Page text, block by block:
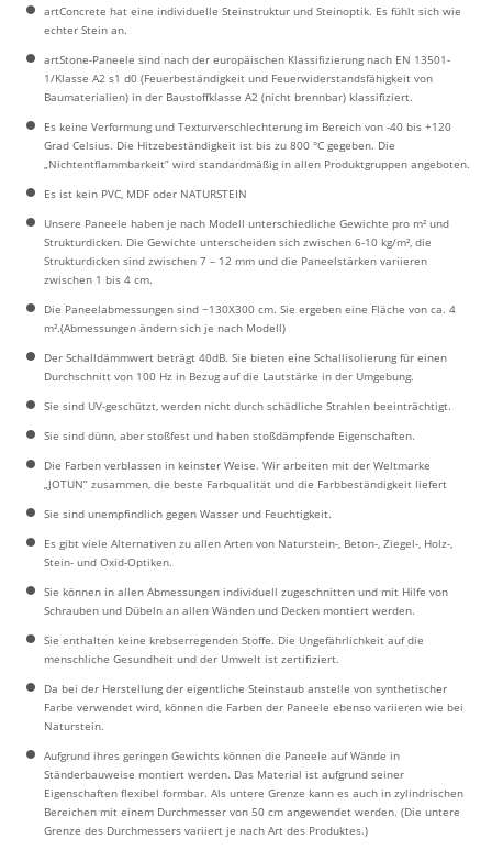
artConcrete hat eine individuelle Steinstruktur und Steinoptik. Es fühlt sich wie
echter Stein an.
artStone-Paneele sind nach der europäischen Klassifizierung nach EN 13501-
1/Klasse A2 s1 d0 (Feuerbeständigkeit und Feuerwiderstandsfähigkeit von
Baumaterialien) in der Baustoffklasse A2 (nicht brennbar) klassifiziert.
Es keine Verformung und Texturverschlechterung im Bereich von -40 bis +120
Grad Celsius. Die Hitzebeständigkeit ist bis zu 800 °C gegeben. Die
„Nichtentflammbarkeit” wird standardmäßig in allen Produktgruppen angeboten.
Es ist kein PVC, MDF oder NATURSTEIN
Unsere Paneele haben je nach Modell unterschiedliche Gewichte pro m² und
Strukturdicken. Die Gewichte unterscheiden sich zwischen 6-10 kg/m², die
Strukturdicken sind zwischen 7 – 12 mm und die Paneelstärken variieren
zwischen 1 bis 4 cm.
Die Paneelabmessungen sind ~130X300 cm. Sie ergeben eine Fläche von ca. 4
m².(Abmessungen ändern sich je nach Modell)
Der Schalldämmwert beträgt 40dB. Sie bieten eine Schallisolierung für einen
Durchschnitt von 100 Hz in Bezug auf die Lautstärke in der Umgebung.
Sie sind UV-geschützt, werden nicht durch schädliche Strahlen beeinträchtigt.
Sie sind dünn, aber stoßfest und haben stoßdämpfende Eigenschaften.
Die Farben verblassen in keinster Weise. Wir arbeiten mit der Weltmarke
„JOTUN” zusammen, die beste Farbqualität und die Farbbeständigkeit liefert
Sie sind unempfindlich gegen Wasser und Feuchtigkeit.
Es gibt viele Alternativen zu allen Arten von Naturstein-, Beton-, Ziegel-, Holz-,
Stein- und Oxid-Optiken.
Sie können in allen Abmessungen individuell zugeschnitten und mit Hilfe von
Schrauben und Dübeln an allen Wänden und Decken montiert werden.
Sie enthalten keine krebserregenden Stoffe. Die Ungefährlichkeit auf die
menschliche Gesundheit und der Umwelt ist zertifiziert.
Da bei der Herstellung der eigentliche Steinstaub anstelle von synthetischer
Farbe verwendet wird, können die Farben der Paneele ebenso variieren wie bei
Naturstein.
Aufgrund ihres geringen Gewichts können die Paneele auf Wände in
Ständerbauweise montiert werden. Das Material ist aufgrund seiner
Eigenschaften flexibel formbar. Als untere Grenze kann es auch in zylindrischen
Bereichen mit einem Durchmesser von 50 cm angewendet werden. (Die untere
Grenze des Durchmessers variiert je nach Art des Produktes.)